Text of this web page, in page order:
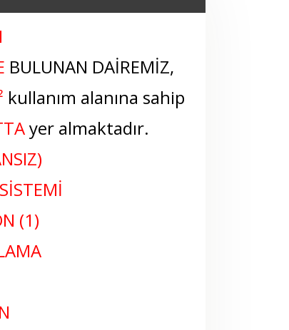
BULUNAN DAİREMİZ,
kullanım alanına sahip
yer almaktadır.
(1)